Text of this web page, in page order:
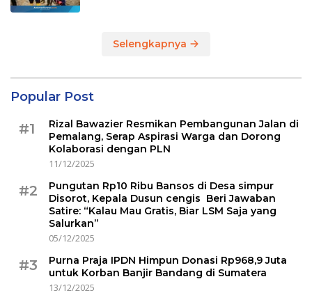
Selengkapnya
Popular Post
#1
Rizal Bawazier Resmikan Pembangunan Jalan di
Pemalang, Serap Aspirasi Warga dan Dorong
Kolaborasi dengan PLN
11/12/2025
#2
Pungutan Rp10 Ribu Bansos di Desa simpur
Disorot, Kepala Dusun cengis Beri Jawaban
Satire: “Kalau Mau Gratis, Biar LSM Saja yang
Salurkan”
05/12/2025
#3
Purna Praja IPDN Himpun Donasi Rp968,9 Juta
untuk Korban Banjir Bandang di Sumatera
13/12/2025